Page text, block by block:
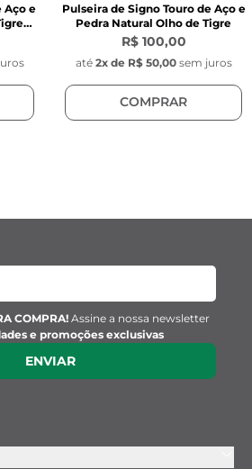
olho de tigre:
Aço e
Pulseira de Signo Touro de Aço e
Pedra Natural Olho de Tigre
R$ 100,00
até 2x de R$ 50,00 sem juros
COMPRAR
COMPRA! Assine a nossa newsletter
e promoções exclusivas
ENVIAR